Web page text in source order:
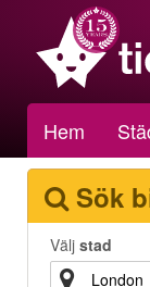
Hem
Sök
Välj stad